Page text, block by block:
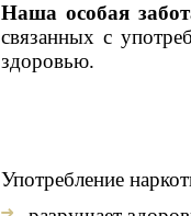
Наша особая
связанных с
здоровью.
Употребление